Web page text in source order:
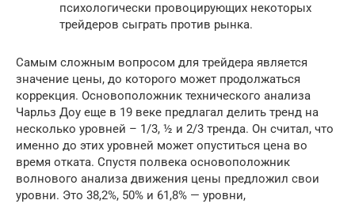
психологически провоцирующих некоторых
трейдеров сыграть против рынка.
Самым сложным вопросом для трейдера является
значение цены, до которого может продолжаться
коррекция. Основоположник технического анализа
Чарльз Доу еще в 19 веке предлагал делить тренд на
несколько уровней – 1/3, ½ и 2/3 тренда. Он считал, что
именно до этих уровней может опуститься цена во
время отката. Спустя полвека основоположник
волнового анализа движения цены предложил свои
уровни. Это 38,2%, 50% и 61,8% — уровни,